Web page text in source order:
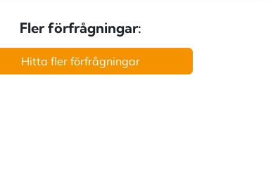
Fler förfrågningar:
Hitta fler förfrågningar